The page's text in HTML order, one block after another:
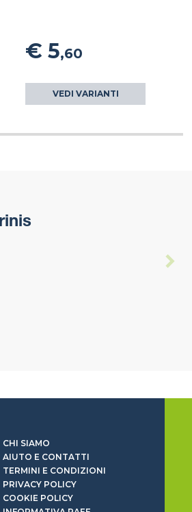
€ 5,60
VEDI VARIANTI
CHI SIAMO
AIUTO E CONTATTI
TERMINI E CONDIZIONI
PRIVACY POLICY
COOKIE POLICY